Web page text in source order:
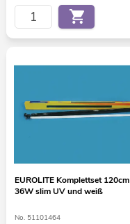
EUROLITE Komplettset 120cm
36W slim UV und weiß
No. 51101464